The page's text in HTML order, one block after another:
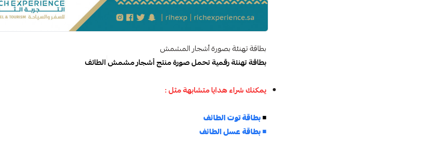
بطاقة تهنئة بصورة أشجار المشمش
بطاقة تهنئة رقمية تحمل صورة منتج أشجار مشمشالطائف
يمكنك شراء هدايا متشابهة مثل :
◾بطاقة توت الطائف
◾بطاقة عسل الطائف